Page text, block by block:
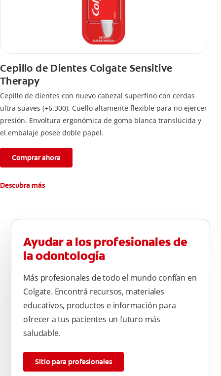
Cepillo de Dientes Colgate Sensitive
Therapy
Cepillo de dientes con nuevo cabezal superfino con cerdas
ultra suaves (+6.300). Cuello altamente flexible para no ejercer
presión. Envoltura ergonómica de goma blanca translúcida y
el embalaje posee doble papel.
Comprar ahora
Descubra más
Ayudar a los profesionales de
la odontología
Más profesionales de todo el mundo confían en
Colgate. Encontrá recursos, materiales
educativos, productos e información para
ofrecer a tus pacientes un futuro más
saludable.
Sitio para profesionales